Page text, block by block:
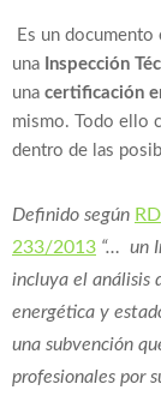
Es un documento
una Inspección
una certificación
mismo. Todo ello
dentro de las
Definido según RD
233/2013 “… un
incluya el análisis
energética y
una subvención
profesionales por